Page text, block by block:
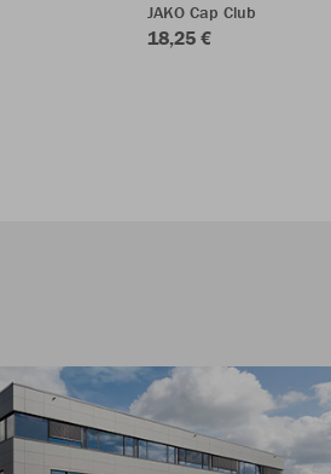
JAKO Cap Club
18,25 €